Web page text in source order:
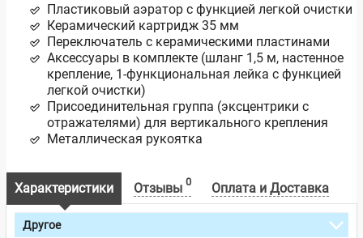
Пластиковый аэратор с функцией легкой очистки
Керамический картридж 35 мм
Переключатель с керамическими пластинами
Аксессуары в комплекте (шланг 1,5 м, настенное
крепление, 1-функциональная лейка с функцией
легкой очистки)
Присоединительная группа (эксцентрики с
отражателями) для вертикального крепления
Металлическая рукоятка
Характеристики Отзывы 0 Оплата и Доставка
Другое